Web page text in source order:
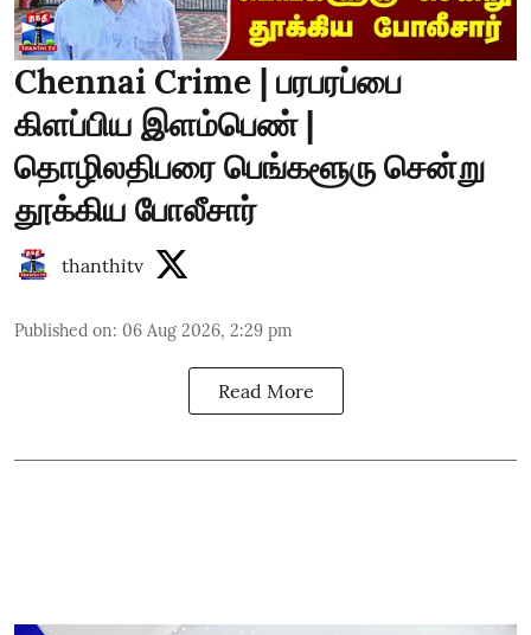
Chennai Crime | பரபரப்பை
கிளப்பிய இளம்பெண் |
தொழிலதிபரை பெங்களூரு சென்று
தூக்கிய போலீசார்
thanthitv
Published on: 06 Aug 2026, 2:29 pm
Read More